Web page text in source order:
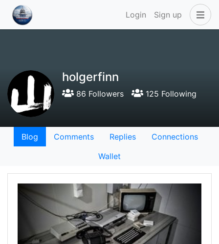
Login Sign up
holgerfinn
86 Followers 125 Following
Blog Comments Replies
Connections
Wallet